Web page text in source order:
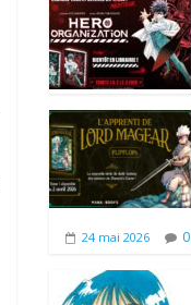
24 mai 2026 0